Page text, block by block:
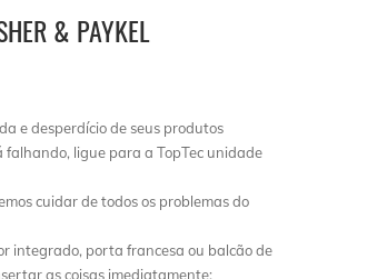
& PAYKEL
e desperdício de seus produtos
falhando, ligue para a TopTec unidade
cuidar de todos os problemas do
integrado, porta francesa ou balcão de
as coisas imediatamente: